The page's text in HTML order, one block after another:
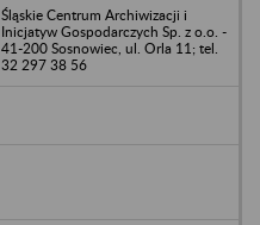
Śląskie Centrum Archiwizacji i
Inicjatyw Gospodarczych Sp. z o.o. -
41-200 Sosnowiec, ul. Orla 11; tel.
32 297 38 56